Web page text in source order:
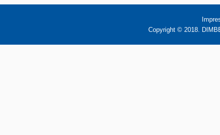
Copyright © 2018.